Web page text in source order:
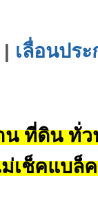
เลื่อนปร
ที่ดิน ทั่ว
ม่เช็คแบล็